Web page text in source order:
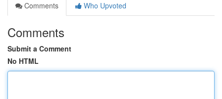
Comments
Who Upvoted
Comments
Submit a Comment
No HTML